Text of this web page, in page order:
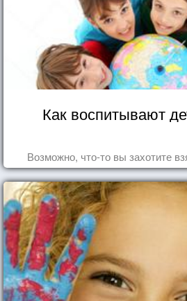
Как воспитывают
Возможно, что-то вы захотите